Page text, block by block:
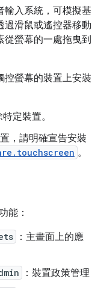
輸入系統，可模擬基
過滑鼠或遙控器移動
從螢幕的一處拖曳到
控螢幕的裝置上安裝
定裝置。
，請明確宣告安裝
。
能：
：主畫面上的應
：裝置政策管理